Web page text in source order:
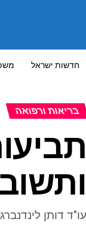
חדשות ישראל
בריאות ורפואה
עו"ד דותן